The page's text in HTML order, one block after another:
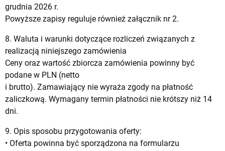
grudnia 2026 r.
Powyższe zapisy reguluje również załącznik nr 2.
8. Waluta i warunki dotyczące rozliczeń związanych z
realizacją niniejszego zamówienia
Ceny oraz wartość zbiorcza zamówienia powinny być
podane w PLN (netto
i brutto). Zamawiający nie wyraża zgody na płatność
zaliczkową. Wymagany termin płatności nie krótszy niż 14
dni.
9. Opis sposobu przygotowania oferty:
• Oferta powinna być sporządzona na formularzu